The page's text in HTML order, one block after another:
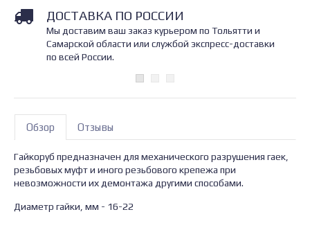
ДОСТАВКА ПО РОССИИ
Мы доставим ваш заказ курьером по Тольятти и
Самарской области или службой экспресс-доставки
по всей России.
Обзор Отзывы
Гайкоруб предназначен для механического разрушения гаек,
резьбовых муфт и иного резьбового крепежа при
невозможности их демонтажа другими способами.
Диаметр гайки, мм - 16-22